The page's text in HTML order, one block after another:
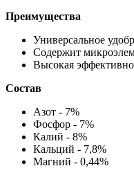
Преимущества
Универсальное
Содержит
Высокая
Состав
Азот - 7%
Фосфор - 7%
Калий - 8%
Кальций - 7,8%
Магний - 0,44%